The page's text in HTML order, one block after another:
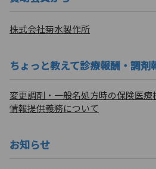
株式会社菊水製作所
ちょっと教えて診療報酬・調剤
変更調剤・一般名処方時の保険医療
情報提供義務について
お知らせ